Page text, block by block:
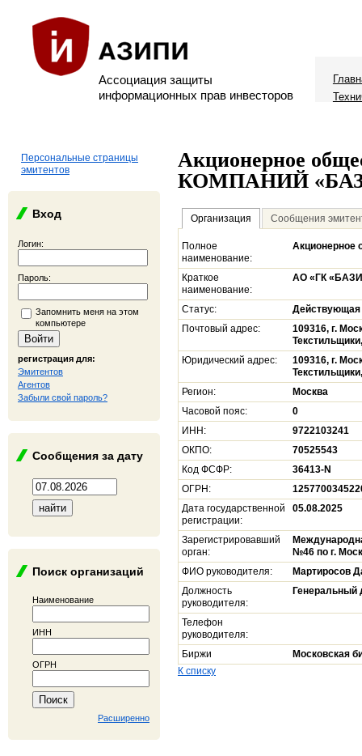
Ассоциация защиты
информационных прав инвесторов
Персональные страницы
эмитентов
Вход
Логин:
Пароль:
Запомнить меня на этом
компьютере
регистрация для:
Эмитентов
Агентов
Забыли свой пароль?
Сообщения за дату
Поиск организаций
Наименование
ИНН
ОГРН
Расширенно
Акционерное
КОМПАНИЙ
Организация Сообщения
Полное
наименование:
Краткое
наименование:
АО «ГК
Статус:
Действующая
Почтовый адрес:
109316, г.
Юридический адрес:
109316, г.
Регион:
Москва
Часовой пояс:
0
ИНН:
9722103241
ОКПО:
70525543
Код ФСФР:
36413-N
ОГРН:
Дата государственной
регистрации:
05.08.2025
Зарегистрировавший
орган:
№46 по г.
ФИО руководителя:
Мартиросов
Должность
руководителя:
Генеральный
Телефон
руководителя:
Биржи
Московская
К списку